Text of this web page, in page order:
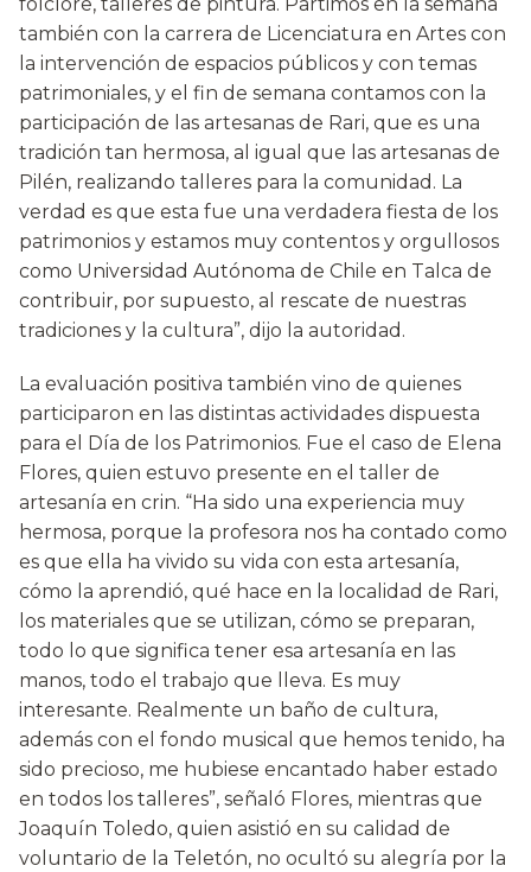
también con la carrera de Licenciatura en Artes con
la intervención de espacios públicos y con temas
patrimoniales, y el fin de semana contamos con la
participación de las artesanas de Rari, que es una
tradición tan hermosa, al igual que las artesanas de
Pilén, realizando talleres para la comunidad. La
verdad es que esta fue una verdadera fiesta de los
patrimonios y estamos muy contentos y orgullosos
como Universidad Autónoma de Chile en Talca de
contribuir, por supuesto, al rescate de nuestras
tradiciones y la cultura”, dijo la autoridad.
La evaluación positiva también vino de quienes
participaron en las distintas actividades dispuesta
para el Día de los Patrimonios. Fue el caso de Elena
Flores, quien estuvo presente en el taller de
artesanía en crin. “Ha sido una experiencia muy
hermosa, porque la profesora nos ha contado como
es que ella ha vivido su vida con esta artesanía,
cómo la aprendió, qué hace en la localidad de Rari,
los materiales que se utilizan, cómo se preparan,
todo lo que significa tener esa artesanía en las
manos, todo el trabajo que lleva. Es muy
interesante. Realmente un baño de cultura,
además con el fondo musical que hemos tenido, ha
sido precioso, me hubiese encantado haber estado
en todos los talleres”, señaló Flores, mientras que
Joaquín Toledo, quien asistió en su calidad de
voluntario de la Teletón, no ocultó su alegría por la